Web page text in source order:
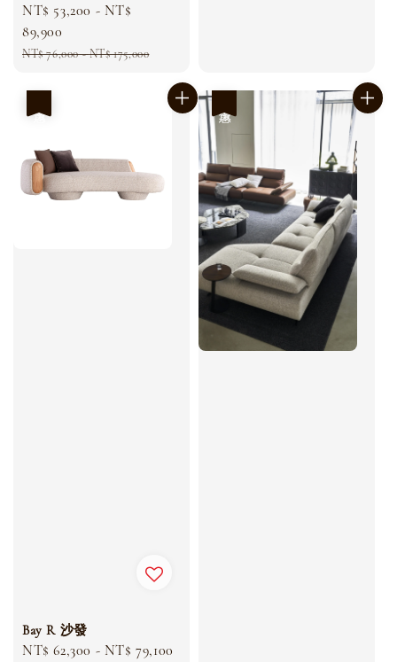
Sale
price
NT$ 53,200 - NT$
89,900
Regular
NT$ 76,000-NT$ 175,000
Bay R 沙發
Sale
NT$ 62,300 - NT$ 79,100